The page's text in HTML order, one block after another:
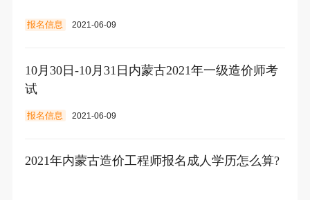
报名信息 2021-06-09
10月30日-10月31日内蒙古2021年一级造价师考
试
报名信息 2021-06-09
2021年内蒙古造价工程师报名成人学历怎么算?